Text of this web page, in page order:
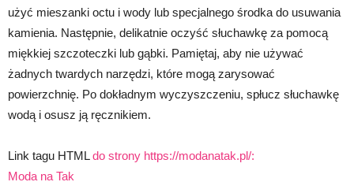
użyć mieszanki octu i wody lub specjalnego środka do usuwania
kamienia. Następnie, delikatnie oczyść słuchawkę za pomocą
miękkiej szczoteczki lub gąbki. Pamiętaj, aby nie używać
żadnych twardych narzędzi, które mogą zarysować
powierzchnię. Po dokładnym wyczyszczeniu, spłucz słuchawkę
wodą i osusz ją ręcznikiem.
Link tagu HTMLdo strony https://modanatak.pl/:
Moda na Tak